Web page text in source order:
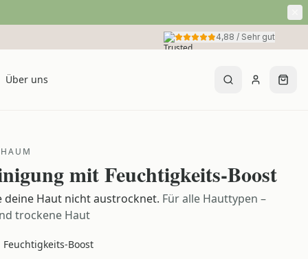
4,88 / Sehr gut
Über uns
mit Feuchtigkeits-Boost
deine Haut nicht austrocknet. Für alle Hauttypen –
trockene Haut
Feuchtigkeits-Boost